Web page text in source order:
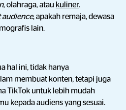
, olahraga, atau kuliner.
audience, apakah remaja, dewasa
lain.
hal ini, tidak hanya
membuat konten, tetapi juga
TikTok untuk lebih mudah
kepada audiens yang sesuai.